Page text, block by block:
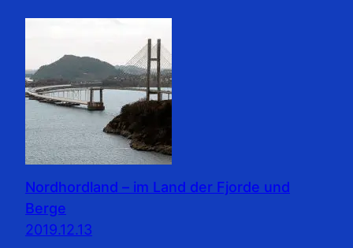
Nordhordland – im Land der Fjorde und
Berge
2019.12.13